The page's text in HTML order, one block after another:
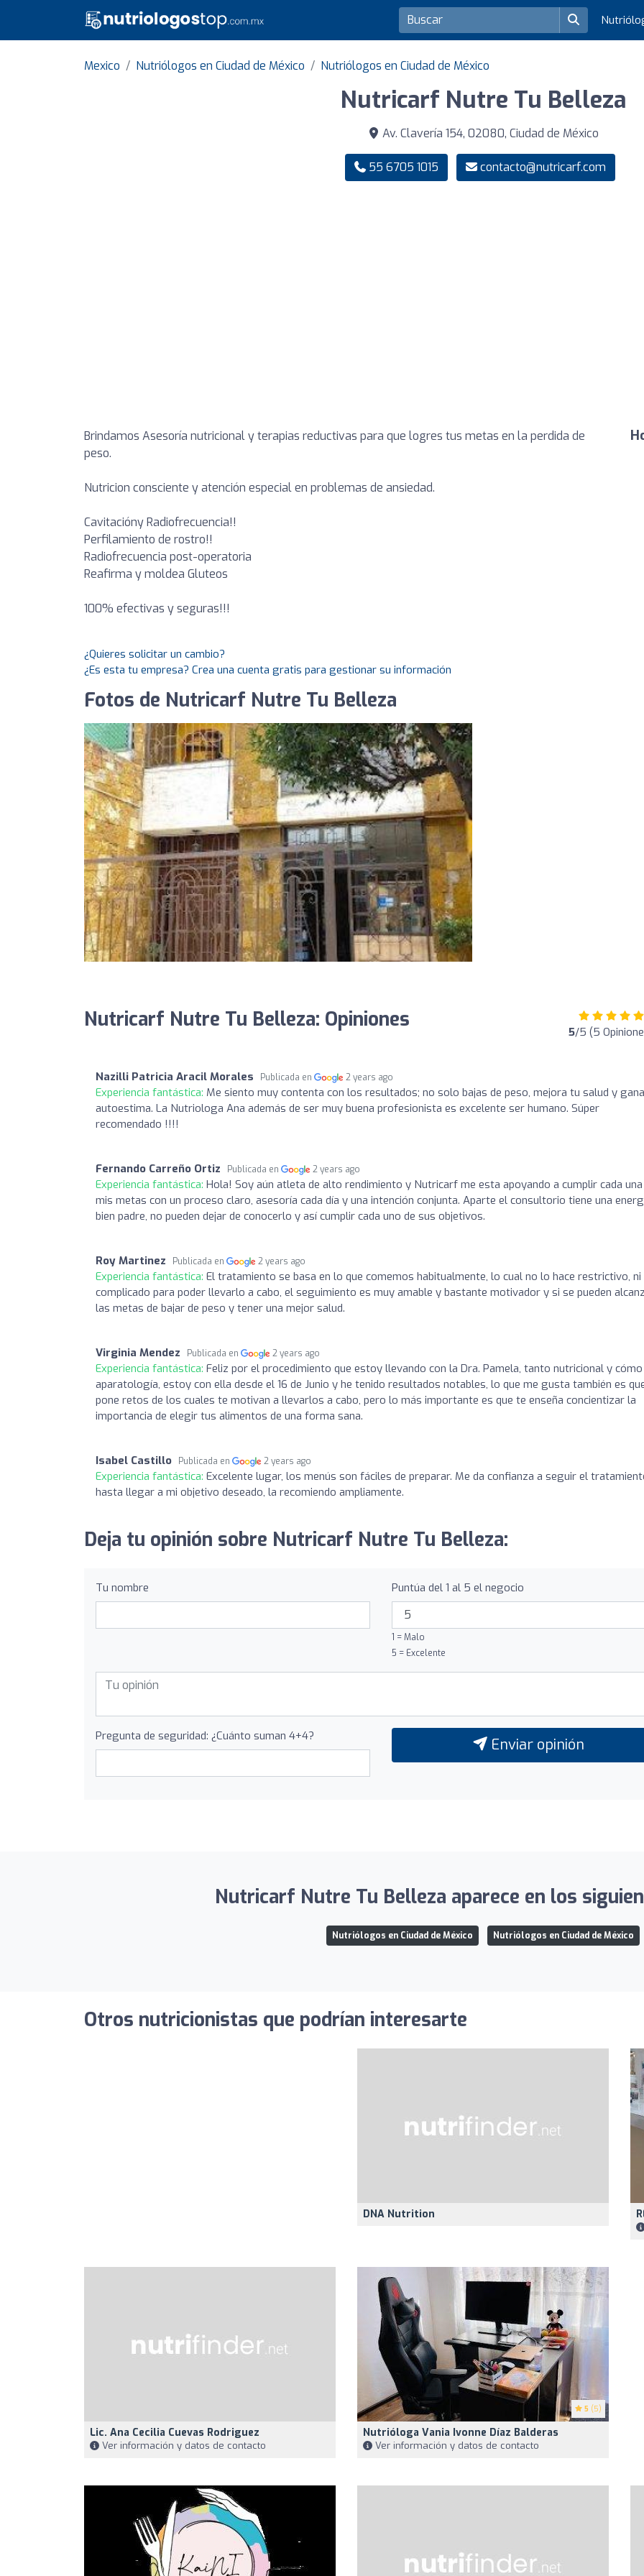
Mexico Nutriólogos en Ciudad de México Nutriólogos en Ciudad de México
Nutricarf Nutre Tu Belleza
Av. Clavería 154, 02080, Ciudad de México
55 6705 1015 contacto@nutricarf.com
Brindamos Asesoría nutricional y terapias reductivas para que logres tus metas en la perdida de
peso.
Nutricion consciente y atención especial en problemas de ansiedad.
Cavitacióny Radiofrecuencia!!
Perfilamiento de rostro!!
Radiofrecuencia post-operatoria
Reafirma y moldea Gluteos
100% efectivas y seguras!!!
¿Quieres solicitar un cambio?
¿Es esta tu empresa? Crea una cuenta gratis para gestionar su información
Fotos de Nutricarf Nutre Tu Belleza
Nutricarf Nutre Tu Belleza: Opiniones 5/5 (5
Nazilli Patricia Aracil Morales Publicada en 2 years ago
Experiencia fantástica: Me siento muy contenta con los resultados; no solo bajas de peso, mejora tu salud y
autoestima. La Nutriologa Ana además de ser muy buena profesionista es excelente ser humano. Súper
recomendado !!!!
Fernando Carreño Ortiz Publicada en 2 years ago
Experiencia fantástica: Hola! Soy aún atleta de alto rendimiento y Nutricarf me esta apoyando a cumplir cada una
mis metas con un proceso claro, asesoría cada día y una intención conjunta. Aparte el consultorio tiene una
bien padre, no pueden dejar de conocerlo y así cumplir cada uno de sus objetivos.
Roy Martinez Publicada en 2 years ago
Experiencia fantástica: El tratamiento se basa en lo que comemos habitualmente, lo cual no lo hace restrictivo, ni
complicado para poder llevarlo a cabo, el seguimiento es muy amable y bastante motivador y si se pueden
las metas de bajar de peso y tener una mejor salud.
Virginia Mendez Publicada en 2 years ago
Experiencia fantástica: Feliz por el procedimiento que estoy llevando con la Dra. Pamela, tanto nutricional y cómo
aparatología, estoy con ella desde el 16 de Junio y he tenido resultados notables, lo que me gusta también es
pone retos de los cuales te motivan a llevarlos a cabo, pero lo más importante es que te enseña concientizar la
importancia de elegir tus alimentos de una forma sana.
Isabel Castillo Publicada en 2 years ago
Experiencia fantástica: Excelente lugar, los menús son fáciles de preparar. Me da confianza a seguir el
hasta llegar a mi objetivo deseado, la recomiendo ampliamente.
Deja tu opinión sobre Nutricarf Nutre Tu Belleza:
Tu nombre Puntúa del 1 al 5 el negocio
1 = Malo
5 = Excelente
Pregunta de seguridad: ¿Cuánto suman 4+4? Enviar opinión
Nutricarf Nutre Tu Belleza aparece en los
Nutriólogos en Ciudad de México Nutriólogos en Ciudad de México
Otros nutricionistas que podrían interesarte
DNA Nutrition
Lic. Ana Cecilia Cuevas Rodriguez
Ver información y datos de contacto
5 (5)
Nutrióloga Vania Ivonne Díaz Balderas
Ver información y datos de contacto